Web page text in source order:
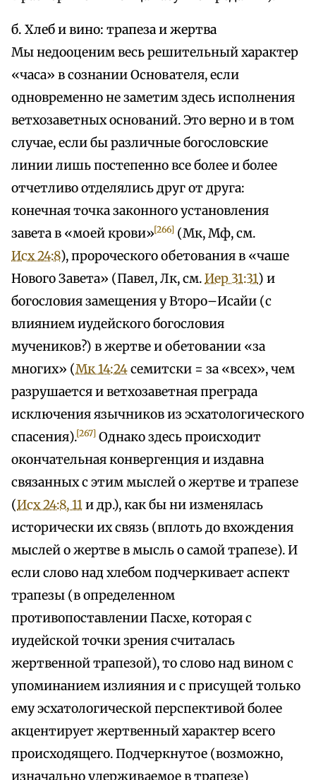
б. Хлеб и вино: трапеза и жертва
Мы недооценим весь решительный характер
«часа» в сознании Основателя, если
одновременно не заметим здесь исполнения
ветхозаветных оснований. Это верно и в том
случае, если бы различные богословские
линии лишь постепенно все более и более
отчетливо отделялись друг от друга:
конечная точка законного установления
завета в «моей крови»[266] (Мк, Мф, см.
Исх 24:8), пророческого обетования в «чаше
Нового Завета» (Павел, Лк, см.Иер 31:31) и
богословия замещения у Второ–Исайи (с
влиянием иудейского богословия
мучеников?) в жертве и обетовании «за
многих» (Мк 14:24семитски = за «всех», чем
разрушается и ветхозаветная преграда
исключения язычников из эсхатологического
спасения).[267] Однако здесь происходит
окончательная конвергенция и издавна
связанных с этим мыслей о жертве и трапезе
(Исх 24:8, 11и др.), как бы ни изменялась
исторически их связь (вплоть до вхождения
мыслей о жертве в мысль о самой трапезе). И
если слово над хлебом подчеркивает аспект
трапезы (в определенном
противопоставлении Пасхе, которая с
иудейской точки зрения считалась
жертвенной трапезой), то слово над вином с
упоминанием излияния и с присущей только
ему эсхатологической перспективой более
акцентирует жертвенный характер всего
происходящего. Подчеркнутое (возможно,
изначально удерживаемое в трапезе)